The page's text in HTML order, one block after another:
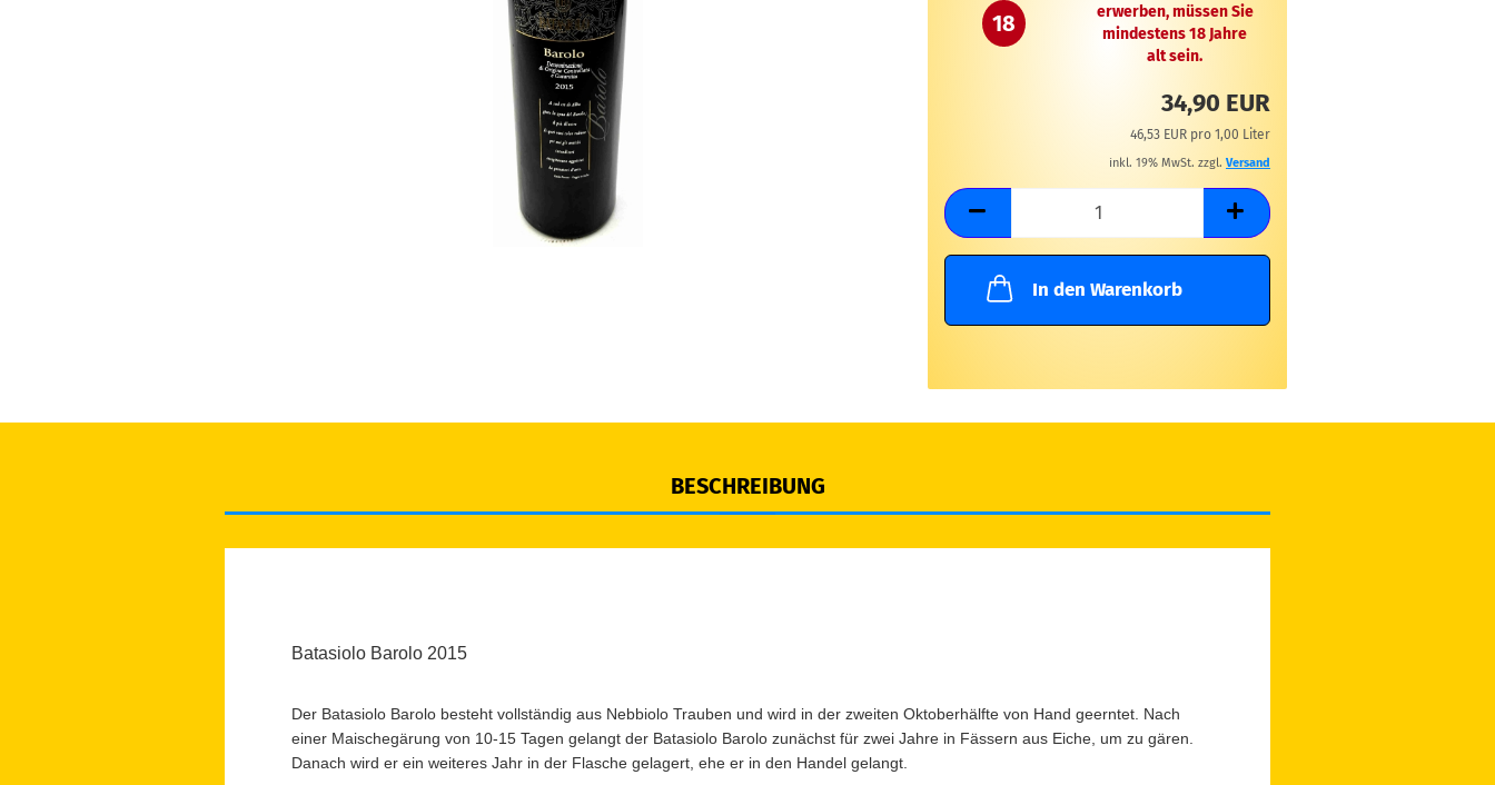
18
erwerben, müssen Sie
mindestens 18 Jahre
alt sein.
34,90 EUR
46,53 EUR pro 1,00 Liter
inkl. 19% MwSt. zzgl. Versand
In den Warenkorb
BESCHREIBUNG
Batasiolo Barolo 2015
Der Batasiolo Barolo besteht vollständig aus Nebbiolo Trauben und wird in der zweiten Oktoberhälfte von Hand geerntet. Nach
einer Maischegärung von 10-15 Tagen gelangt der Batasiolo Barolo zunächst für zwei Jahre in Fässern aus Eiche, um zu gären.
Danach wird er ein weiteres Jahr in der Flasche gelagert, ehe er in den Handel gelangt.